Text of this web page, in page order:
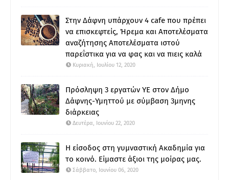
Στην Δάφνη υπάρχουν 4 cafe που πρέπει
να επισκεφτείς, Ήρεμα και Αποτελέσματα
αναζήτησης Αποτελέσματα ιστού
παρεΐστικα για να φας και να πιεις καλά
Κυριακή, Ιουλίου 12, 2020
Πρόσληψη 3 εργατών ΥΕ στον Δήμο
Δάφνης-Υμηττού με σύμβαση 3μηνης
διάρκειας
Δευτέρα, Ιουνίου 22, 2020
Η είσοδος στη γυμναστική Ακαδημία για
το κοινό. Είμαστε άξιοι της μοίρας μας.
Σάββατο, Ιουνίου 06, 2020